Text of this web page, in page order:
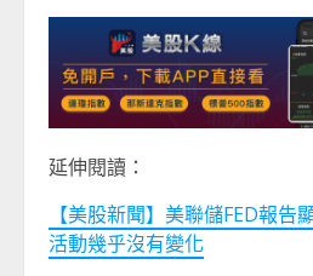
延伸閱讀：
【美股新聞】美聯儲FED報告
活動幾乎沒有變化